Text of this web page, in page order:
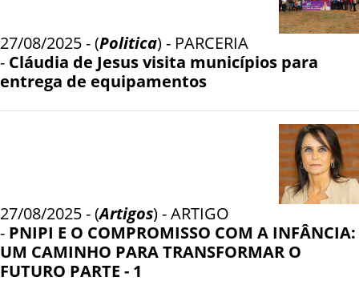
27/08/2025 - (Politica) - PARCERIA
- Cláudia de Jesus visita municípios para
entrega de equipamentos
27/08/2025 - (Artigos) - ARTIGO
- PNIPI E O COMPROMISSO COM A INFÂNCIA:
UM CAMINHO PARA TRANSFORMAR O
FUTURO PARTE - 1